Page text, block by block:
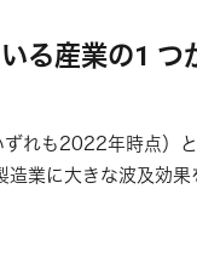
る産業の1 つ
れも2022年時点）
業に大きな波及効